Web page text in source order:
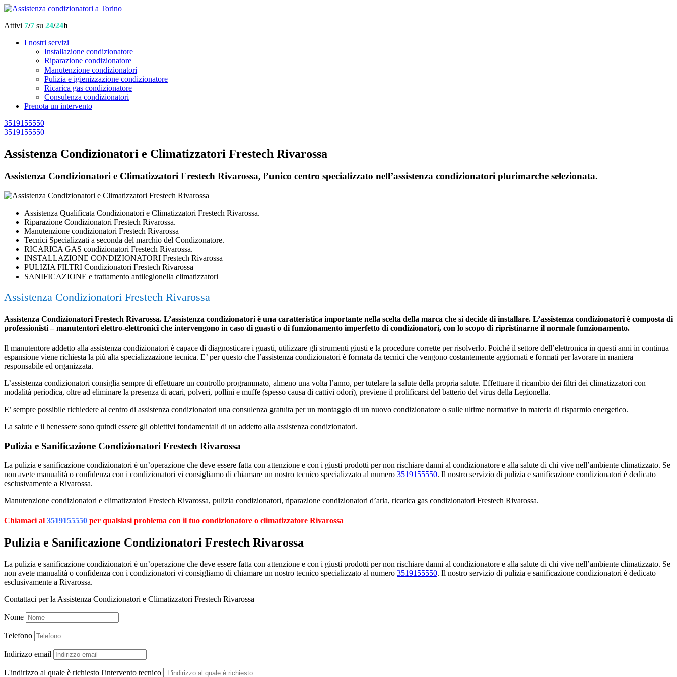
Attivi 7/7 su 24/24h
I nostri servizi
Installazione condizionatore
Riparazione condizionatore
Manutenzione condizionatori
Pulizia e igienizzazione condizionatore
Ricarica gas condizionatore
Consulenza condizionatori
Prenota un intervento
3519155550
3519155550
Assistenza Condizionatori e Climatizzatori Frestech Rivarossa
Assistenza Condizionatori e Climatizzatori Frestech Rivarossa, l’unico centro specializzato nell’assistenza condizionatori plurimarche selezionata.
Assistenza Qualificata Condizionatori e Climatizzatori Frestech Rivarossa.
Riparazione Condizionatori Frestech Rivarossa.
Manutenzione condizionatori Frestech Rivarossa
Tecnici Specializzati a seconda del marchio del Condizonatore.
RICARICA GAS condizionatori Frestech Rivarossa.
INSTALLAZIONE CONDIZIONATORI Frestech Rivarossa
PULIZIA FILTRI Condizionatori Frestech Rivarossa
SANIFICAZIONE e trattamento antilegionella climatizzatori
Assistenza Condizionatori Frestech Rivarossa
Assistenza Condizionatori Frestech Rivarossa. L’assistenza condizionatori è una caratteristica importante nella scelta della marca che si decide di installare. L’assistenza condizionatori è composta di
professionisti – manutentori elettro-elettronici che intervengono in caso di guasti o di funzionamento imperfetto di condizionatori, con lo scopo di ripristinarne il normale funzionamento.
Il manutentore addetto alla assistenza condizionatori è capace di diagnosticare i guasti, utilizzare gli strumenti giusti e la procedure corrette per risolverlo. Poiché il settore dell’elettronica in questi anni in continua
espansione viene richiesta la più alta specializzazione tecnica. E’ per questo che l’assistenza condizionatori è formata da tecnici che vengono costantemente aggiornati e formati per lavorare in maniera
responsabile ed organizzata.
L’assistenza condizionatori consiglia sempre di effettuare un controllo programmato, almeno una volta l’anno, per tutelare la salute della propria salute. Effettuare il ricambio dei filtri dei climatizzatori con
modalità periodica, oltre ad eliminare la presenza di acari, polveri, pollini e muffe (spesso causa di cattivi odori), previene il prolificarsi del batterio del virus della Legionella.
E’ sempre possibile richiedere al centro di assistenza condizionatori una consulenza gratuita per un montaggio di un nuovo condizionatore o sulle ultime normative in materia di risparmio energetico.
La salute e il benessere sono quindi essere gli obiettivi fondamentali di un addetto alla assistenza condizionatori.
Pulizia e Sanificazione Condizionatori Frestech Rivarossa
La pulizia e sanificazione condizionatori è un’operazione che deve essere fatta con attenzione e con i giusti prodotti per non rischiare danni al condizionatore e alla salute di chi vive nell’ambiente climatizzato. Se
non avete manualità o confidenza con i condizionatori vi consigliamo di chiamare un nostro tecnico specializzato al numero 3519155550. Il nostro servizio di pulizia e sanificazione condizionatori è dedicato
esclusivamente a Rivarossa.
Manutenzione condizionatori e climatizzatori Frestech Rivarossa, pulizia condizionatori, riparazione condizionatori d’aria, ricarica gas condizionatori Frestech Rivarossa.
Chiamaci al 3519155550 per qualsiasi problema con il tuo condizionatore o climatizzatore Rivarossa
Pulizia e Sanificazione Condizionatori Frestech Rivarossa
La pulizia e sanificazione condizionatori è un’operazione che deve essere fatta con attenzione e con i giusti prodotti per non rischiare danni al condizionatore e alla salute di chi vive nell’ambiente climatizzato. Se
non avete manualità o confidenza con i condizionatori vi consigliamo di chiamare un nostro tecnico specializzato al numero 3519155550. Il nostro servizio di pulizia e sanificazione condizionatori è dedicato
esclusivamente a Rivarossa.
Contattaci per la Assistenza Condizionatori e Climatizzatori Frestech Rivarossa
Nome
Telefono
Indirizzo email
L'indirizzo al quale è richiesto l'intervento tecnico